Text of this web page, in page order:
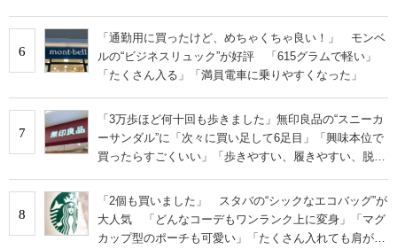
6
「通勤用に買ったけど、めちゃくちゃ良い！」 モンベ
ルの“ビジネスリュック”が好評 「615グラムで軽い」
「たくさん入る」「満員電車に乗りやすくなった」
7
「3万歩ほど何十回も歩きました」無印良品の“スニーカ
ーサンダル”に「次々に買い足して6足目」「興味本位で
買ったらすごくいい」「歩きやすい、履きやすい、脱ぎ
8
「2個も買いました」 スタバの“シックなエコバッグ”が
大人気 「どんなコーデもワンランク上に変身」「マグ
カップ型のポーチも可愛い」「たくさん入れても肩が痛